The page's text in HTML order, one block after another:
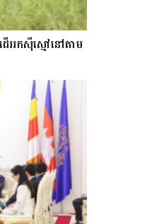
ើររកស៊ីស្មៅនៅតាម